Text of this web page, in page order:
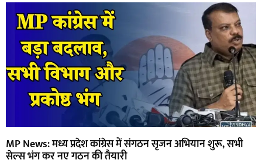
MP News: मध्य प्रदेश कांग्रेस में संगठन सृजन अभियान शुरू, सभी
सेल्स भंग कर नए गठन की तैयारी